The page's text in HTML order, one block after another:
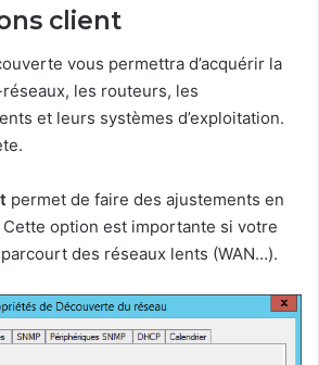
client
vous permettra d’acquérir la
les routeurs, les
et leurs systèmes d’exploitation.
permet de faire des ajustements en
option est importante si votre
des réseaux lents (WAN…).